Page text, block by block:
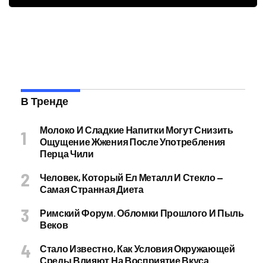
В Тренде
Молоко И Сладкие Напитки Могут Снизить
Ощущение Жжения После Употребления
Перца Чили
Человек, Который Ел Металл И Стекло —
Самая Странная Диета
Римский Форум. Обломки Прошлого И Пыль
Веков
Стало Известно, Как Условия Окружающей
Среды Влияют На Восприятие Вкуса